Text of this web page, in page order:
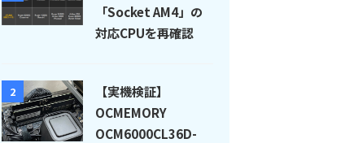
「Socket AM4」の
対応CPUを再確認
2
【実機検証】
OCMEMORY
OCM6000CL36D-